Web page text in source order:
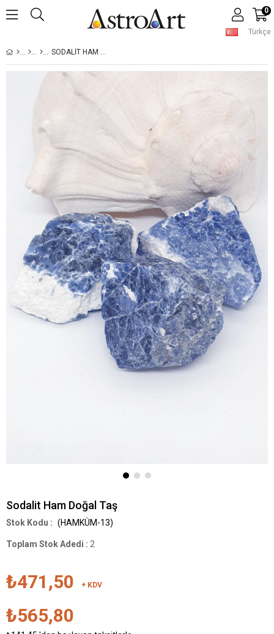
Türkçe
0
SODALIT HAM DOĞAL TAŞ
Sodalit Ham Doğal Taş
(HAMKÜM-13)
Toplam Stok Adedi : 2
₺471,50 + KDV
₺565,80